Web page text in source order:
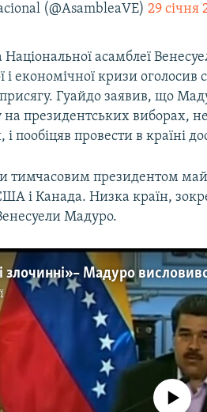
(@AsambleaVE)29 січня
Національної асамблеї
і економічної кризи
Гуайдо заявив, що
президентських виборах,
пообіцяв провести в країні
тимчасовим президентом
і Канада. Низка країн,
Мадуро.
No media source